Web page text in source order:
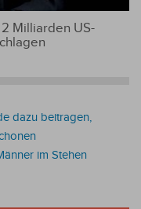
Milliarden US-
dazu beitragen,
im Stehen